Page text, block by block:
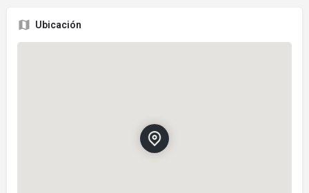
Ubicación